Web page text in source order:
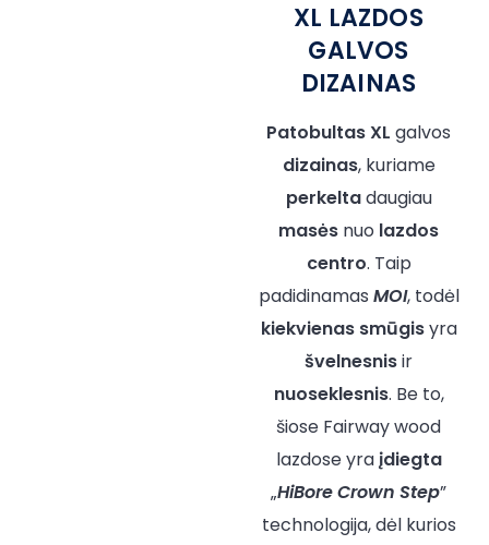
XL LAZDOS
GALVOS
DIZAINAS
PatobultasXL galvos
dizainas, kuriame
perkeltadaugiau
masės nuo lazdos
centro. Taip
padidinamas MOI, todėl
kiekvienas smūgisyra
švelnesnisir
nuoseklesnis. Be to,
šiose Fairway wood
lazdose yraįdiegta
„HiBore Crown Step”
technologija, dėl kurios